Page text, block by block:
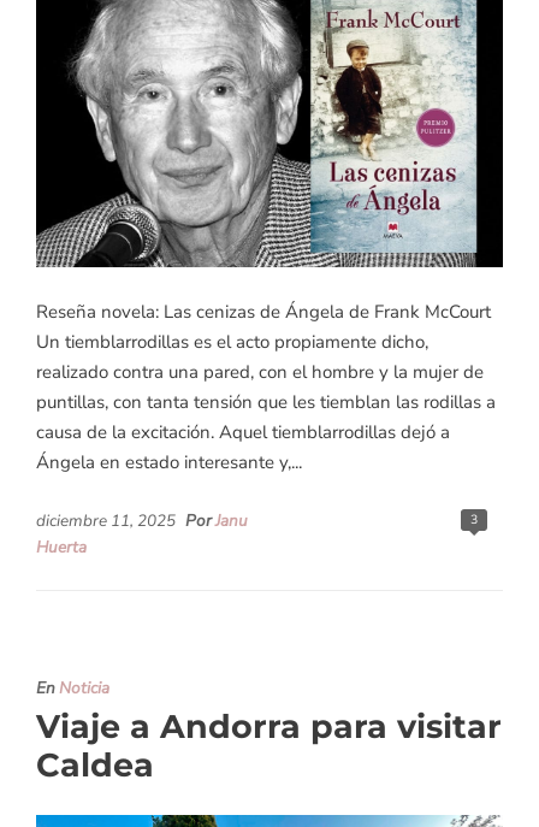
Reseña novela: Las cenizas de Ángela de Frank McCourt
Un tiemblarrodillas es el acto propiamente dicho,
realizado contra una pared, con el hombre y la mujer de
puntillas, con tanta tensión que les tiemblan las rodillas a
causa de la excitación. Aquel tiemblarrodillas dejó a
Ángela en estado interesante y,...
3
diciembre 11, 2025 PorJanu
Huerta
EnNoticia
Viaje a Andorra para visitar
Caldea